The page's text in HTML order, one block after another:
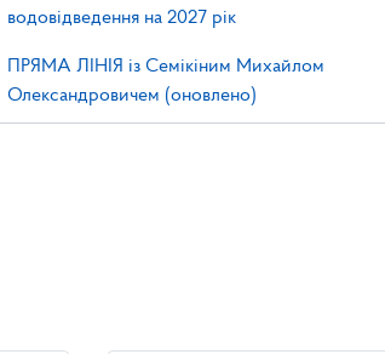
водовідведення на 2027 рік
ПРЯМА ЛІНІЯ із Семікіним Михайлом
Олександровичем (оновлено)